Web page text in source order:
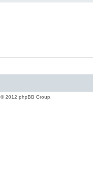
© 2012 phpBB Group.